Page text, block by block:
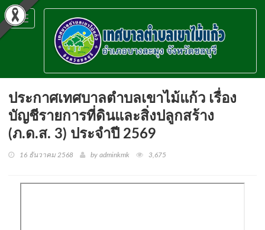
Toggle
navigation
ประกาศเทศบาลตำบลเขาไม้แก้ว เรื่อง
บัญชีรายการที่ดินและสิ่งปลูกสร้าง
(ภ.ด.ส. 3) ประจำปี 2569
16 ธันวาคม 2568 by adminkmk 3,675